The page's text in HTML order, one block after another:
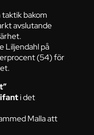
taktik bakom
avslutande
Liljendahl på
(54) för
i det
Malla att